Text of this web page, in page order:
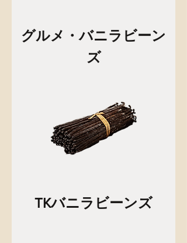
グルメ・バニラビーン
ズ
TKバニラビーンズ